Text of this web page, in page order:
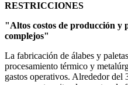
RESTRICCIONES
"Altos costos de producción y
complejos"
La fabricación de álabes y
procesamiento térmico y
gastos operativos. Alrededor del